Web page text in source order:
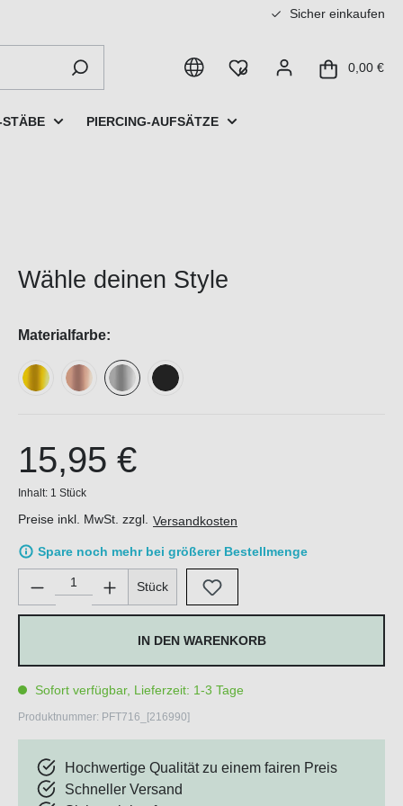
Sicher einkaufen
0,00 €
STÄBE PIERCING-AUFSÄTZE
Wähle deinen Style
Materialfarbe:
15,95 €
Inhalt: 1 Stück
Preise inkl. MwSt. zzgl. Versandkosten
Spare noch mehr bei größerer Bestellmenge
Produkt Anzahl: Gib den gewünschten Wert ein oder
Stück
IN DEN WARENKORB
Sofort verfügbar, Lieferzeit: 1-3 Tage
Produktnummer: PFT716_[216990]
Hochwertige Qualität zu einem fairen Preis
Schneller Versand